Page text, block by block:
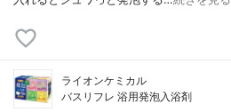
ライオンケミカル
バスリフレ 浴用発泡入浴剤